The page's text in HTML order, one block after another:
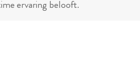
ervaring belooft.